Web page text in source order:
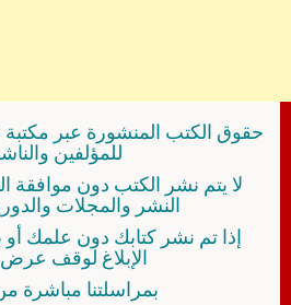
حقوق الكتب المنشورة عبر
للمؤلفين
لا يتم نشر الكتب دون
النشر والمجلات
إذا تم نشر كتابك دون علمك أو
الإبلاغ لوقف
بمراسلتنا مباشرة